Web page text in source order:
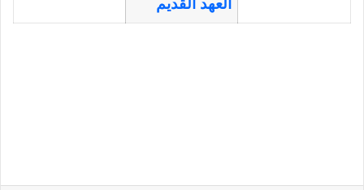
العهد القديم